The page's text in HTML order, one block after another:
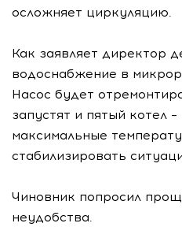
осложняет циркуляцию.
Как заявляет директор
водоснабжение в
Насос будет
запустят и пятый котел
максимальные
стабилизировать
Чиновник попросил
неудобства.